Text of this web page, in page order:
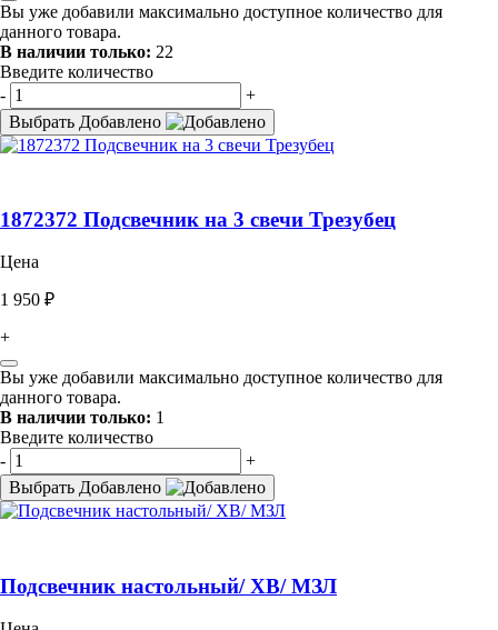
Вы уже добавили максимально доступное количество для
данного товара.
В наличии только: 22
Введите количество
-
+
Выбрать Добавлено
1872372 Подсвечник на 3 свечи Трезубец
Цена
1 950 ₽
+
Вы уже добавили максимально доступное количество для
данного товара.
В наличии только: 1
Введите количество
-
+
Выбрать Добавлено
Подсвечник настольный/ ХВ/ МЗЛ